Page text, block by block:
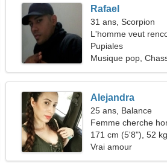
Rafael
31 ans, Scorpion
L'homme veut
Pupiales
Musique pop,
Alejandra
25 ans, Balance
Femme cherche
171 cm (5'8"), 52
Vrai amour